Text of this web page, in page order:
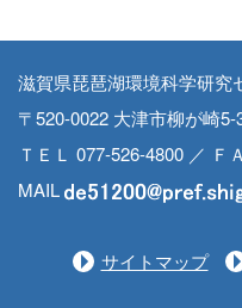
滋賀県琵琶湖環境科学研究
〒520-0022 大津市柳が崎5-
ＴＥＬ 077-526-4800 ／ Ｆ
MAIL
サイトマップ